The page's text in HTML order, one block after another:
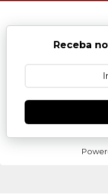
Receba